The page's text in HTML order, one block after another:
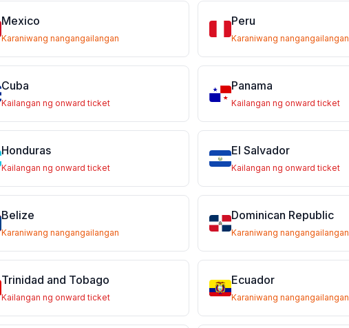
Mexico
Karaniwang nangangailangan
Peru
Karaniwang nangangailangan
Cuba
Kailangan ng onward ticket
Panama
Kailangan ng onward ticket
Honduras
Kailangan ng onward ticket
El Salvador
Kailangan ng onward ticket
Belize
Karaniwang nangangailangan
Dominican Republic
Karaniwang nangangailangan
Trinidad and Tobago
Kailangan ng onward ticket
Ecuador
Karaniwang nangangailangan